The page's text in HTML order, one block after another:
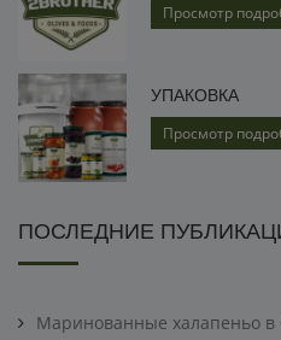
Просмотр
УПАКОВКА
Просмотр
ПОСЛЕДНИЕ
Маринованные халапеньо в